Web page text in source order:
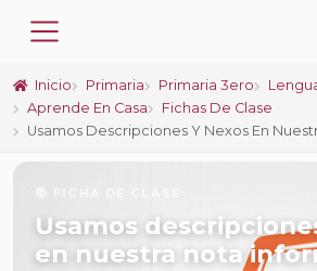
Inicio Primaria Primaria 3ero
Aprende En Casa
Fichas De Clase
Usamos Descripciones Y Nexos En
Usamos
en nuestra nota